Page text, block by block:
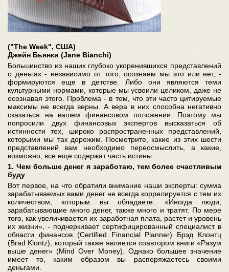
("The Week", США)
Джейн Бьянки (Jane Bianchi)
Большинство из наших глубоко укоренившихся представлений
о деньгах - независимо от того, осознаем мы это или нет, -
формируются еще в детстве. Либо они являются теми
культурными нормами, которые мы усвоили целиком, даже не
осознавая этого. Проблема - в том, что эти часто цитируемые
максимы не всегда верны. А вера в них способна негативно
сказаться на вашем финансовом положении. Поэтому мы
попросили двух финансовых экспертов высказаться об
истинности тех, широко распространенных представлений,
которыми мы так дорожим. Посмотрите, какие из этих шести
представлений вам необходимо переосмыслить, а какие,
возможно, все еще содержат часть истины.
1. Чем больше денег я заработаю, тем более счастливым
буду
Вот первое, на что обратили внимание наши эксперты: сумма
зарабатываемых вами денег не всегда коррелируется с тем их
количеством, которым вы обладаете. «Иногда люди,
зарабатывающие много денег, также много и тратят. По мере
того, как увеличивается их заработная плата, растет и уровень
их жизни», - подчеркивает сертифицированный специалист в
области финансов (Certified Financial Planner) Брэд Клонтц
(Brad Klontz), который также является соавтором книги «Разум
выше денег» (Mind Over Money). Однако большее значение
имеет то, каким образом вы распоряжаетесь своими
деньгами.